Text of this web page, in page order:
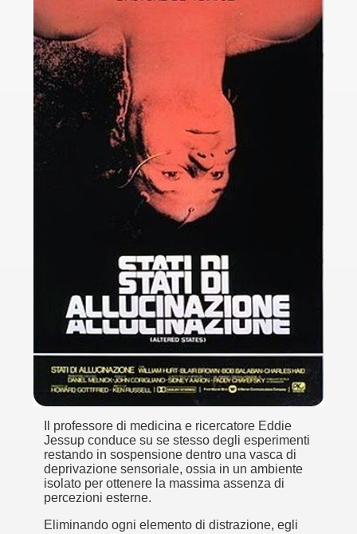
Il professore di medicina e ricercatore Eddie
Jessup conduce su se stesso degli esperimenti
restando in sospensione dentro una vasca di
deprivazione sensoriale, ossia in un ambiente
isolato per ottenere la massima assenza di
percezioni esterne.
Eliminando ogni elemento di distrazione, egli
l'esordio enigmatico e avvincente di Marcello
Se Ti Piacciono nel mese di Aprile 2013.
di quella che dovrebbe essere la quadrilogia di Carlos
lingue, le sue opere hanno conquistato milioni di
di vendite, Il cacciatore di aquiloni.
di Jeffery Deaver dedicato al criminologo tetraplegico
atipico, un viaggio interiore di Isabel Allende
di maggior successo al mondo.
psicopatico assoldato dal potere per poter incastrare
risiede quasi esclusivamente nella sua enorme
Se Ti Piacciono nel mese di Maggio 2013.
minacce e la vita sotto scorta.
e nel sogno di dominio della camorra.
40 milioni di insetti appositamente allevati.
nella cultura contemporanea.